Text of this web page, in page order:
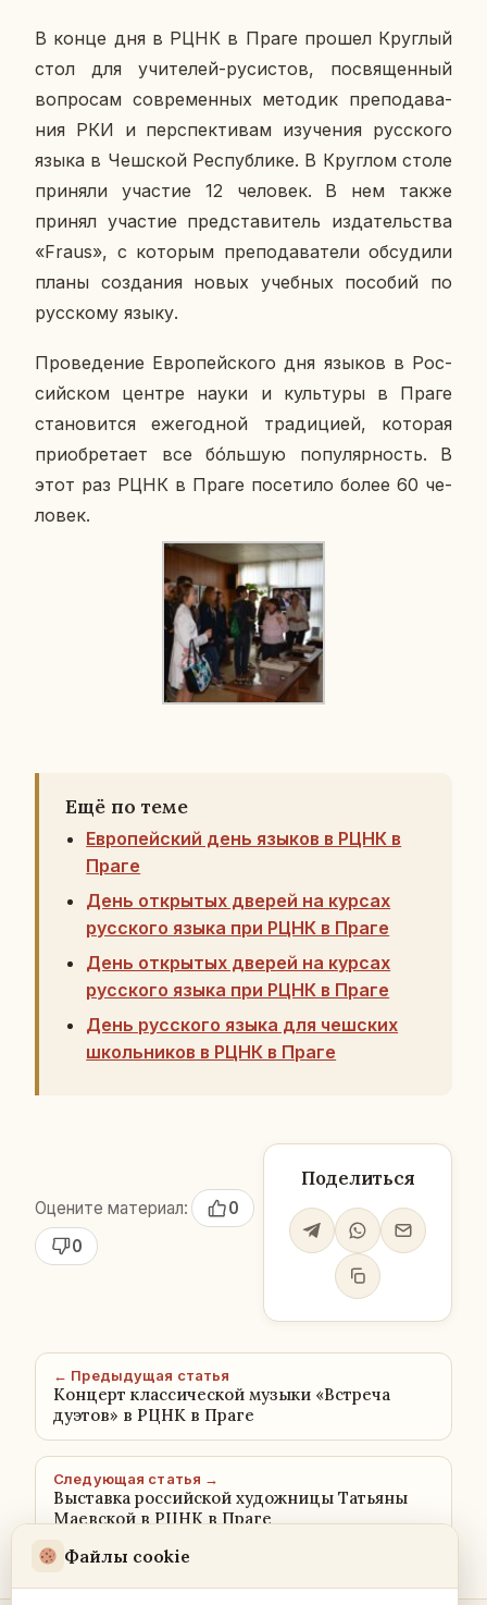
В конце дня в РЦНК в Праге прошел Круг­лый
стол для учи­те­лей-ру­си­стов, по­свя­щен­ный
во­про­сам со­вре­мен­ных ме­то­дик пре­по­да­ва­
ния РКИ и пер­спек­ти­вам изу­че­ния рус­ско­го
языка в Чеш­ской Рес­пуб­ли­ке. В Круг­лом столе
при­ня­ли уча­стие 12 че­ло­век. В нем также
принял уча­стие пред­ста­ви­тель из­да­тель­ства
«Fraus», с ко­то­рым пре­по­да­ва­те­ли об­су­ди­ли
планы со­зда­ния новых учеб­ных по­со­бий по
рус­ско­му языку.
Про­ве­де­ние Ев­ро­пей­ско­го дня языков в Рос­
сий­ском центре науки и куль­ту­ры в Праге
ста­но­вит­ся еже­год­ной тра­ди­ци­ей, ко­то­рая
при­об­ре­та­ет все бóль­шую по­пу­ляр­ность. В
этот раз РЦНК в Праге по­се­ти­ло более 60 че­
ло­век.
Ещё по теме
Европейский день языков в РЦНК в
Праге
День открытых дверей на курсах
русского языка при РЦНК в Праге
День открытых дверей на курсах
русского языка при РЦНК в Праге
День русского языка для чешских
школьников в РЦНК в Праге
Оцените материал:
0
0
Поделиться
← Предыдущая статья
Концерт классической музыки «Встреча
дуэтов» в РЦНК в Праге
Следующая статья →
Выставка российской художницы Татьяны
Маевской в РЦНК в Праге
Файлы cookie